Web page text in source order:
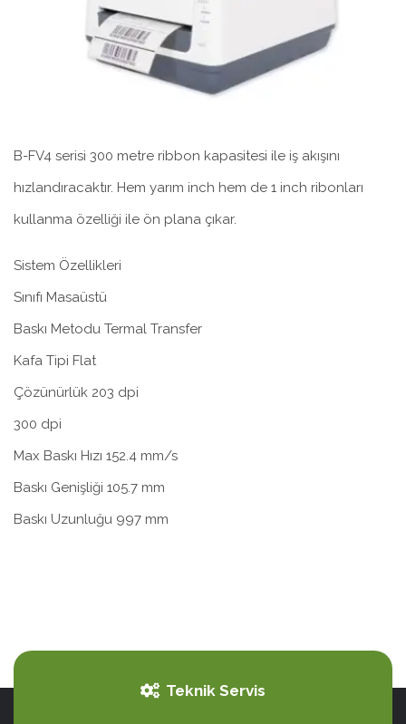
B-FV4 serisi 300 metre ribbon kapasitesi ile iş akışını
hızlandıracaktır. Hem yarım inch hem de 1 inch ribonları
kullanma özelliği ile ön plana çıkar.
Sistem Özellikleri
Sınıfı Masaüstü
Baskı Metodu Termal Transfer
Kafa Tipi Flat
Çözünürlük 203 dpi
300 dpi
Max Baskı Hızı 152.4 mm/s
Baskı Genişliği 105.7 mm
Baskı Uzunluğu 997 mm
Teknik Servis